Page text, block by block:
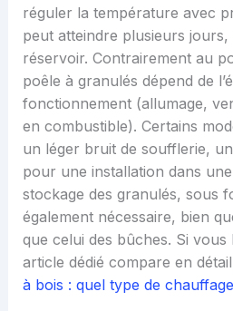
réguler la température avec
peut atteindre plusieurs
réservoir. Contrairement au
poêle à granulés dépend de
fonctionnement (allumage,
en combustible). Certains
un léger bruit de soufflerie,
pour une installation dans
stockage des granulés, sous
également nécessaire, bien
que celui des bûches. Si
article dédié compare en détail
à bois : quel type de